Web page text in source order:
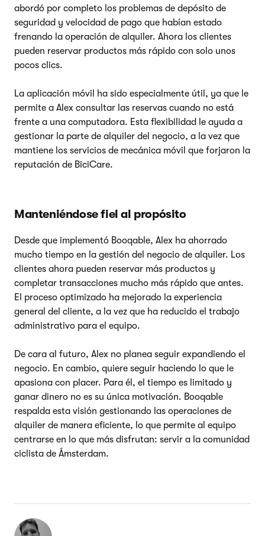
abordó por completo los problemas de depósito de
seguridad y velocidad de pago que habían estado
frenando la operación de alquiler. Ahora los clientes
pueden reservar productos más rápido con solo unos
pocos clics.
La aplicación móvil ha sido especialmente útil, ya que le
permite a Alex consultar las reservas cuando no está
frente a una computadora. Esta flexibilidad le ayuda a
gestionar la parte de alquiler del negocio, a la vez que
mantiene los servicios de mecánica móvil que forjaron la
reputación de BiciCare.
Manteniéndose fiel al propósito
Desde que implementó Booqable, Alex ha ahorrado
mucho tiempo en la gestión del negocio de alquiler. Los
clientes ahora pueden reservar más productos y
completar transacciones mucho más rápido que antes.
El proceso optimizado ha mejorado la experiencia
general del cliente, a la vez que ha reducido el trabajo
administrativo para el equipo.
De cara al futuro, Alex no planea seguir expandiendo el
negocio. En cambio, quiere seguir haciendo lo que le
apasiona con placer. Para él, el tiempo es limitado y
ganar dinero no es su única motivación. Booqable
respalda esta visión gestionando las operaciones de
alquiler de manera eficiente, lo que permite al equipo
centrarse en lo que más disfrutan: servir a la comunidad
ciclista de Ámsterdam.